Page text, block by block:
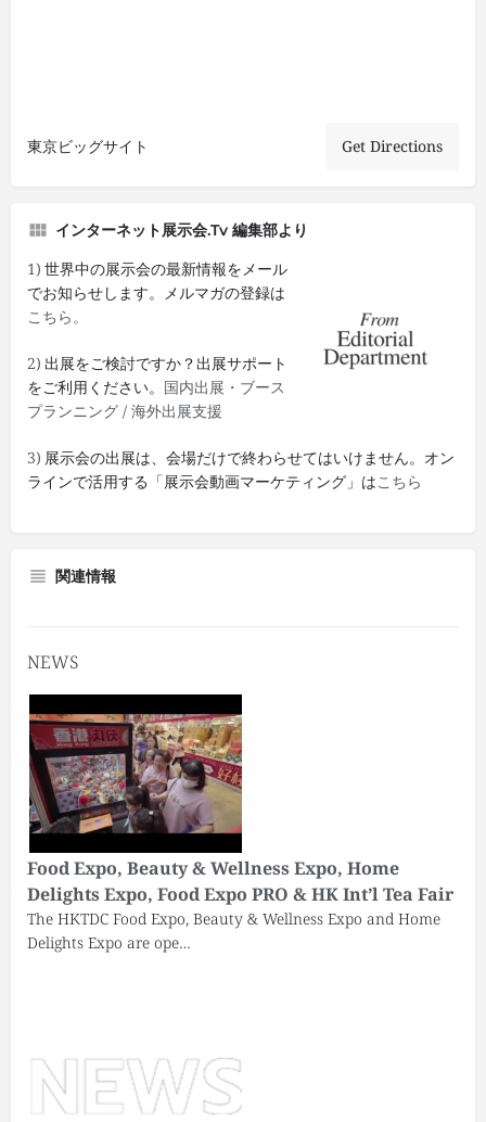
東京ビッグサイト Get Directions
インターネット展示会.tv 編集部より
1) 世界中の展示会の最新情報をメール
でお知らせします。メルマガの登録は
こちら。
2) 出展をご検討ですか？出展サポート
をご利用ください。 国内出展・ブース
プランニング / 海外出展支援
3) 展示会の出展は、会場だけで終わらせてはいけません。オン
ラインで活用する「展示会動画マーケティング」はこちら
関連情報
NEWS
Food Expo, Beauty & Wellness Expo, Home
Delights Expo, Food Expo PRO & HK Int’l Tea Fair
The HKTDC Food Expo, Beauty & Wellness Expo and Home
Delights Expo are ope…